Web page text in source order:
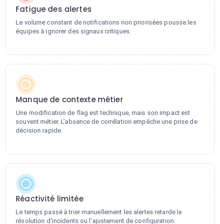
Fatigue des alertes
Le volume constant de notifications non priorisées pousse les
équipes à ignorer des signaux critiques.
Manque de contexte métier
Une modification de flag est technique, mais son impact est
souvent métier. L'absence de corrélation empêche une prise de
décision rapide.
Réactivité limitée
Le temps passé à trier manuellement les alertes retarde la
résolution d'incidents ou l'ajustement de configuration.